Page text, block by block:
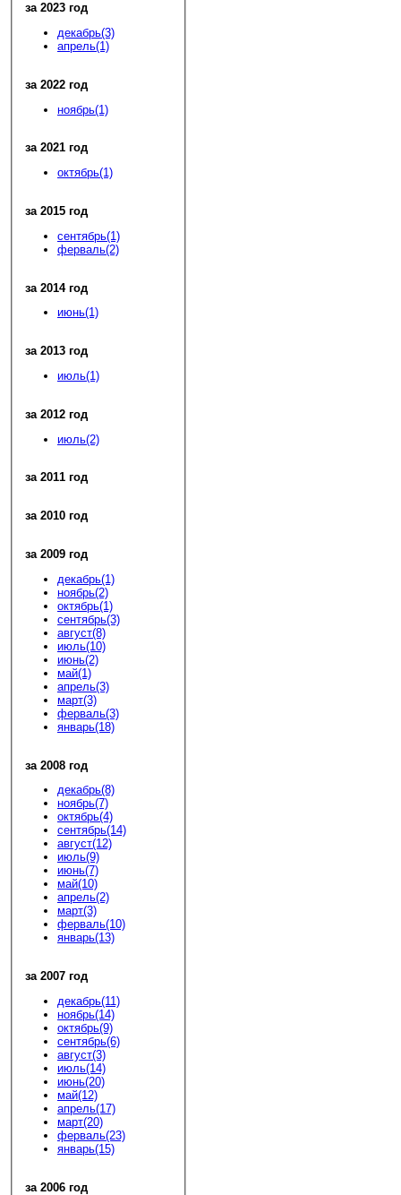
за 2023 год
декабрь(3)
апрель(1)
за 2022 год
ноябрь(1)
за 2021 год
октябрь(1)
за 2015 год
сентябрь(1)
ферваль(2)
за 2014 год
июнь(1)
за 2013 год
июль(1)
за 2012 год
июль(2)
за 2011 год
за 2010 год
за 2009 год
декабрь(1)
ноябрь(2)
октябрь(1)
сентябрь(3)
август(8)
июль(10)
июнь(2)
май(1)
апрель(3)
март(3)
ферваль(3)
январь(18)
за 2008 год
декабрь(8)
ноябрь(7)
октябрь(4)
сентябрь(14)
август(12)
июль(9)
июнь(7)
май(10)
апрель(2)
март(3)
ферваль(10)
январь(13)
за 2007 год
декабрь(11)
ноябрь(14)
октябрь(9)
сентябрь(6)
август(3)
июль(14)
июнь(20)
май(12)
апрель(17)
март(20)
ферваль(23)
январь(15)
за 2006 год